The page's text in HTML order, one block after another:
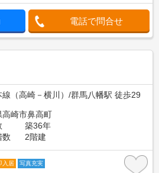
電話で問合せ
線（高崎－横川）/群馬八幡駅 徒歩29
高崎市鼻高町
築36年
数
2階建
入居 写真充実